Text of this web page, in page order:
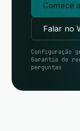
Comece
Falar no
Configuração
Garantia de
perguntas